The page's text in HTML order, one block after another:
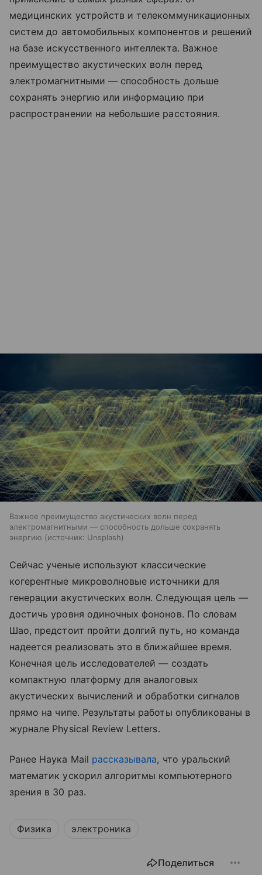
медицинских устройств и телекоммуникационных
систем до автомобильных компонентов и решений
на базе искусственного интеллекта. Важное
преимущество акустических волн перед
электромагнитными — способность дольше
сохранять энергию или информацию при
распространении на небольшие расстояния.
Важное преимущество акустических волн перед
электромагнитными — способность дольше сохранять
энергию
источник: Unsplash
Сейчас ученыеиспользуют классические
когерентные микроволновые источники для
генерации акустических волн. Следующая цель —
достичь уровня одиночных фононов. По словам
Шао, предстоит пройти долгий путь, но команда
надеется реализовать это в ближайшеевремя.
Конечная цель исследователей — создать
компактную платформу для аналоговых
акустических вычислений и обработки сигналов
прямо на чипе. Результаты работы опубликованы в
журнале Physical Review Letters.
Ранее Наука Mail рассказывала, что уральский
математик ускорил алгоритмы компьютерного
зрения в 30 раз.
Физика электроника
Поделиться